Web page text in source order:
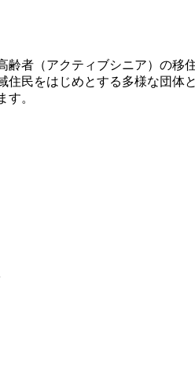
者（アクティブシニア）の移
民をはじめとする多様な団体
。